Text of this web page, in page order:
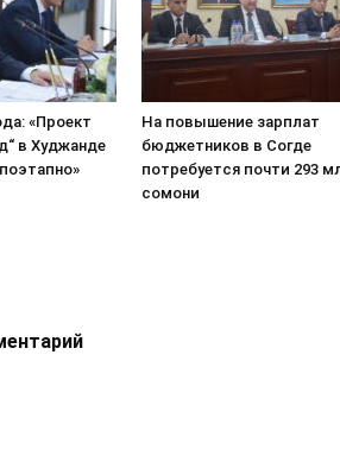
«Проект
в Худжанде
На повышение зарплат
бюджетников в Согде
потребуется почти 293
сомони